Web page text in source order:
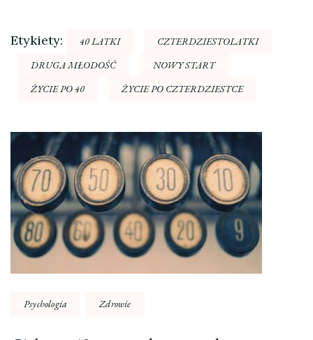
Etykiety: 40 LATKI
CZTERDZIESTOLATKI
DRUGA MŁODOŚĆ
NOWY START
ŻYCIE PO 40
ŻYCIE PO CZTERDZIESTCE
Nawigacja
wpisu
Psychologia Zdrowie